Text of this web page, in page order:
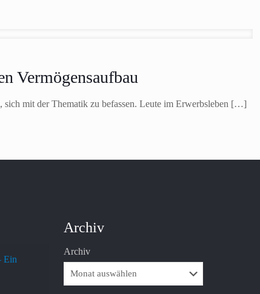
Vermögensaufbau
mit der Thematik zu befassen. Leute im Erwerbsleben […]
Ein
Archiv
Archiv